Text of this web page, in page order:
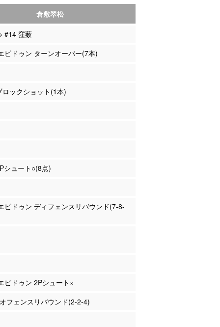
倉敷翠松
#14 窪薮
ビドゥン ターンオーバー(7本)
ックショット(1本)
シュート○(8点)
ビドゥン ディフェンスリバウンド(7-8-
ビドゥン 2Pシュート×
フェンスリバウンド(2-2-4)